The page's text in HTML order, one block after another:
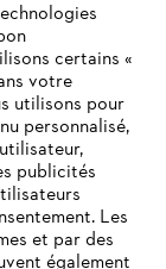
certains «
votre
utilisons pour
personnalisé,
publicités
Les
et par des
également